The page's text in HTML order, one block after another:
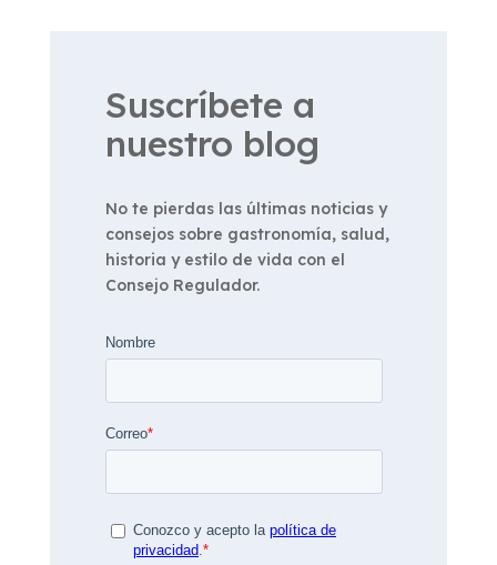
Suscríbete a
nuestro blog
No te pierdas las últimas noticias y
consejos sobre gastronomía, salud,
historia y estilo de vida con el
Consejo Regulador.